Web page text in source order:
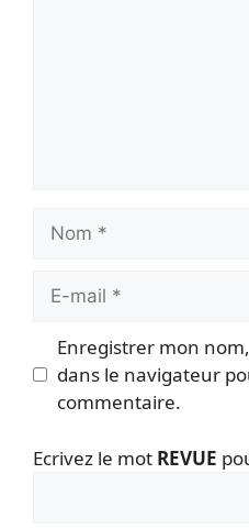
Nom
Enregistrer mon
dans le navigateur
commentaire.
Ecrivez le mot REVUE